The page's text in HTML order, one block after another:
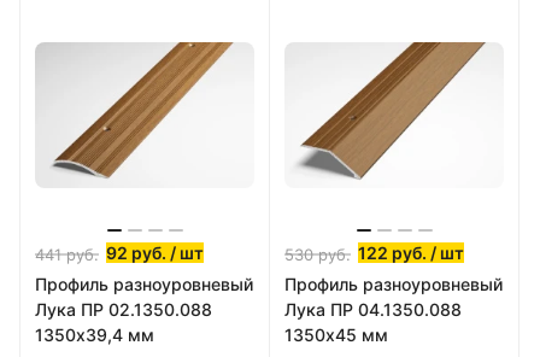
441руб. 92 руб. / шт
Профиль разноуровневый
Лука ПР 02.1350.088
1350х39,4 мм
530руб. 122 руб. / шт
Профиль разноуровневый
Лука ПР 04.1350.088
1350х45 мм